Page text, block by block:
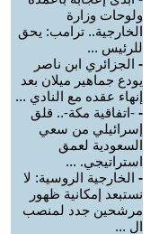
ولوحات وزارة
الخارجية.. ترامب: يحق
للرئيس ...
- الجزائري ابن ناصر
يودع جماهير ميلان بعد
إنهاء عقده مع النادي ...
- -اتفاقية مكة-.. قلق
إسرائيلي من سعي
السعودية لعمق
استراتيجي. ...
- الخارجية الروسية: لا
نستبعد إمكانية ظهور
مرشحين جدد لمنصب
ال ...